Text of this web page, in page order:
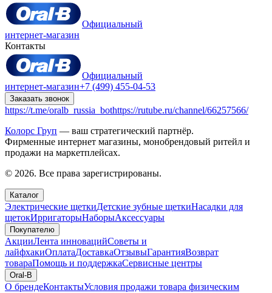
Официальный
интернет-магазин
Контакты
Официальный
интернет-магазин+7 (499) 455-04-53
Заказать звонок
https://t.me/oralb_russia_bothttps://rutube.ru/channel/66257566/
Колорс Груп — ваш стратегический партнёр.
Фирменные интернет магазины, монобрендовый ритейл и
продажи на маркетплейсах.
© 2026. Все права зарегистрированы.
Каталог
Электрические щеткиДетские зубные щеткиНасадки для
щетокИрригаторыНаборыАксессуары
Покупателю
АкцииЛента инновацийСоветы и
лайфхакиОплатаДоставкаОтзывыГарантияВозврат
товараПомощь и поддержкаСервисные центры
Oral-B
О брендеКонтактыУсловия продажи товара физическим